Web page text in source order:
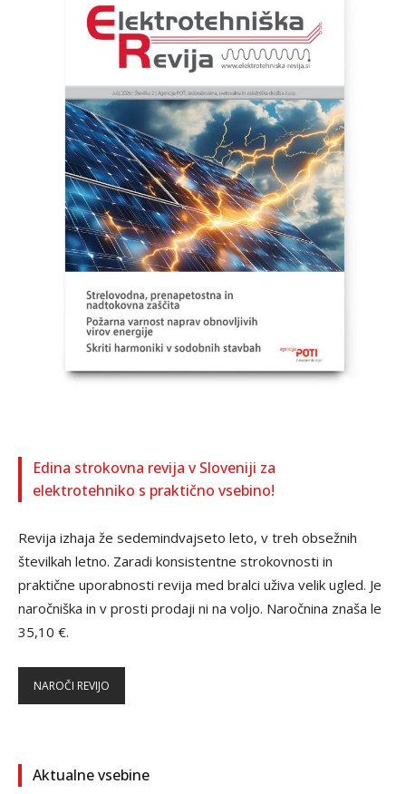
Edina strokovna revija v Sloveniji za
elektrotehniko s praktično vsebino!
Revija izhaja že sedemindvajseto leto, v treh obsežnih
številkah letno. Zaradi konsistentne strokovnosti in
praktične uporabnosti revija med bralci uživa velik ugled. Je
naročniška in v prosti prodaji ni na voljo. Naročnina znaša le
35,10 €.
NAROČI REVIJO
Aktualne vsebine